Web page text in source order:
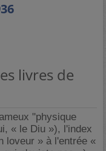
livres de
"physique
« le Diu »), l'index
loveur » à l'entrée «